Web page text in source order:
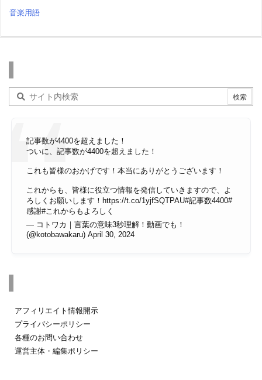
音楽用語
記事数が4400を超えました！
ついに、記事数が4400を超えました！
これも皆様のおかげです！本当にありがとうございます！
これからも、皆様に役立つ情報を発信していきますので、よ
ろしくお願いします！ https://t.co/1yjfSQTPAU#記事数4400#
感謝#これからもよろしく
— コトワカ｜言葉の意味3秒理解！動画でも！
(@kotobawakaru) April 30, 2024
アフィリエイト情報開示
プライバシーポリシー
各種のお問い合わせ
運営主体・編集ポリシー